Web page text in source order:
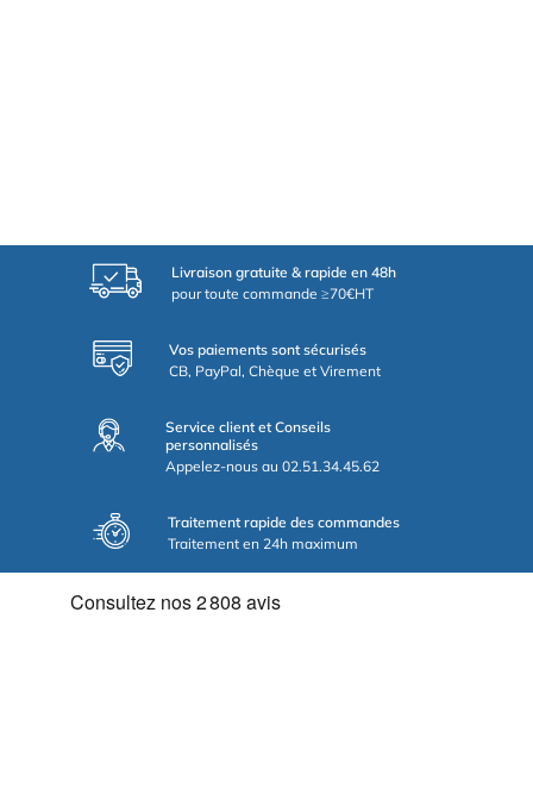
Livraison gratuite & rapide en 48h
pour toute commande ≥70€HT
Vos paiements sont sécurisés
CB, PayPal, Chèque et Virement
Service client et Conseils
personnalisés
Appelez-nous au 02.51.34.45.62
Traitement rapide des commandes
Traitement en 24h maximum